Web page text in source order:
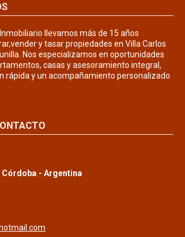
llevamos más de 15 años
y tasar propiedades en Villa Carlos
Nos especializamos en oportunidades
casas y asesoramiento integral,
rápida y un acompañamiento personalizado
- Argentina